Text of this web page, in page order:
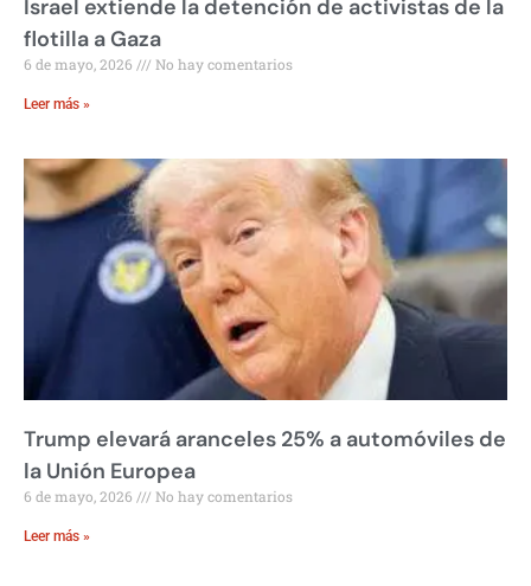
Israel extiende la detención de activistas de la
flotilla a Gaza
6 de mayo, 2026 No hay comentarios
Leer más »
Trump elevará aranceles 25% a automóviles de
la Unión Europea
6 de mayo, 2026 No hay comentarios
Leer más »